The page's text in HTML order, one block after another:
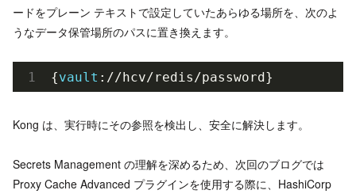
ードをプレーン テキストで設定していたあらゆる場所を、次のよ
うなデータ保管場所のパスに置き換えます。
{vault
Kong は、実行時にその参照を検出し、安全に解決します。
Secrets Management の理解を深めるため、次回のブログでは
Proxy Cache Advanced プラグインを使用する際に、HashiCorp